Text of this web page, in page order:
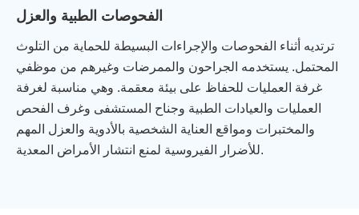
الفحوصات الطبية والعزل
ترتديه أثناء الفحوصات والإجراءات البسيطة للحماية من التلوث
المحتمل. يستخدمه الجراحون والممرضات وغيرهم من موظفي
غرفة العمليات للحفاظ على بيئة معقمة. وهي مناسبة لغرفة
العمليات والعيادات الطبية وجناح المستشفى وغرف الفحص
والمختبرات ومواقع العناية الشخصية بالأدوية والعزل المهم
للأضرار الفيروسية لمنع انتشار الأمراض المعدية.